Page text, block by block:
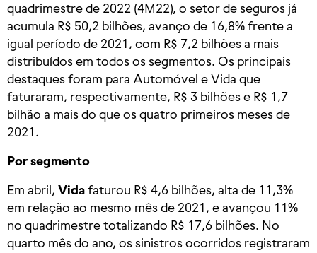
quadrimestre de 2022 (4M22), o setor de seguros já
acumula R$ 50,2 bilhões, avanço de 16,8% frente a
igual período de 2021, com R$ 7,2 bilhões a mais
distribuídos em todos os segmentos. Os principais
destaques foram para Automóvel e Vida que
faturaram, respectivamente, R$ 3 bilhões e R$ 1,7
bilhão a mais do que os quatro primeiros meses de
2021.
Por segmento
Em abril, Vidafaturou R$ 4,6 bilhões, alta de 11,3%
em relação ao mesmo mês de 2021, e avançou 11%
no quadrimestre totalizando R$ 17,6 bilhões. No
quarto mês do ano, os sinistros ocorridos registraram